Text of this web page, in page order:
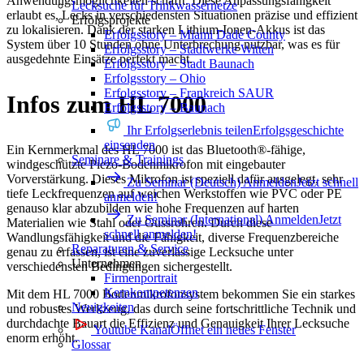
Lecksuche für Trinkwassernetze
Erfolgsprojekte
Erfolgsstory – Miami Dade County
Erfolgsstory – Stadtwerke Witten
Erfolgsstory – Stadt Baunach
Erfolgsstory – Ohio
Erfolgsstory – Frankreich SAUR
Erfolgsstory – Baunach
Ihr Erfolgserlebnis teilenErfolgsgeschichte
einsenden
Seminare & Trainings
Zu Seminar (Deutsch) AnmeldenJetzt schnell
anmelden!
Zu Seminar (International) AnmeldenJetzt
schnell anmelden!
Reparaturen & Service
Unternehmen
Firmenportrait
Kernkompetenzen
Neuigkeiten
Youtube KanalÖffnet ein neues Fenster
Glossar
erlaubt es, Lecks in verschiedensten Situationen präzise und effizient
zu lokalisieren. Dank der starken Lithium-Ionen-Akkus ist das
System über 10 Stunden ohne Unterbrechung nutzbar, was es für
ausgedehnte Einsätze perfekt macht.
Infos zum HL 7000
Ein Kernmerkmal des HL 7000 ist das Bluetooth®-fähige,
windgeschützte Piezo-Bodenmikrofon mit eingebauter
Vorverstärkung. Dieses Mikrofon ist speziell dafür ausgelegt, sehr
tiefe Leckfrequenzen auf weichen Werkstoffen wie PVC oder PE
genauso klar abzubilden wie hohe Frequenzen auf harten
Materialien wie Stahl oder Gussrohren. Durch diese
Wandlungsfähigkeit und die Fähigkeit, diverse Frequenzbereiche
genau zu erfassen, ist eine zuverlässige Lecksuche unter
verschiedensten Bedingungen sichergestellt.
Mit dem HL 7000 Bodenmikrofonsystem bekommen Sie ein starkes
und robustes Werkzeug, das durch seine fortschrittliche Technik und
durchdachte Bauart die Effizienz und Genauigkeit Ihrer Lecksuche
enorm erhöht.